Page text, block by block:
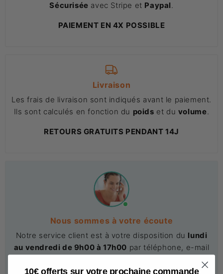
Sécurisée avec Stripe et Paypal.
PAIEMENT EN 4X POSSIBLE
Livraison
Les frais de livraison sont indiqués avant le paiement.
Ils sont calculés en fonction du poids et du volume.
RETOURS GRATUITS PENDANT 14J
Nous sommes à votre écoute
Notre service client est à votre disposition du lundi
au vendredi de 9h00 à 17h00 par téléphone, e-mail
10€ offerts sur votre prochaine commande